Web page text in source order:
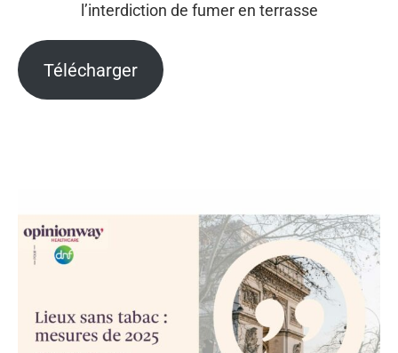
l’interdiction de fumer en terrasse
Télécharger